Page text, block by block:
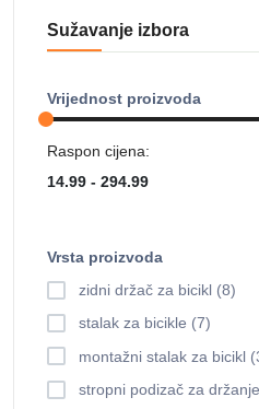
Sužavanje izbora
Vrijednost proizvoda
Raspon cijena:
Vrsta proizvoda
zidni držač za bicikl (8)
stalak za bicikle (7)
montažni stalak za bicikl
stropni podizač za